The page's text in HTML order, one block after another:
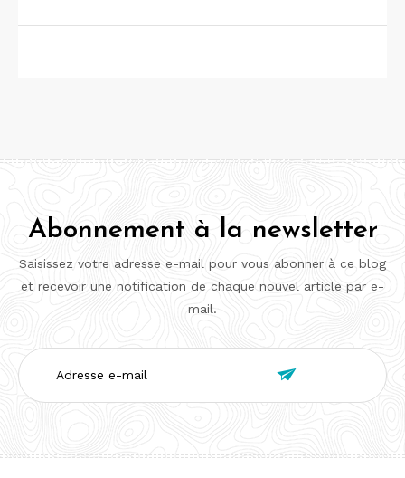
Abonnement à la newsletter
Saisissez votre adresse e-mail pour vous abonner à ce blog
et recevoir une notification de chaque nouvel article par e-
mail.
Adresse
e-
mail
